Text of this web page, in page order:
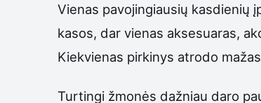
Vienas pavojingiausių kasdienių
kasos, dar vienas aksesuaras,
Kiekvienas pirkinys atrodo
Turtingi žmonės dažniau daro